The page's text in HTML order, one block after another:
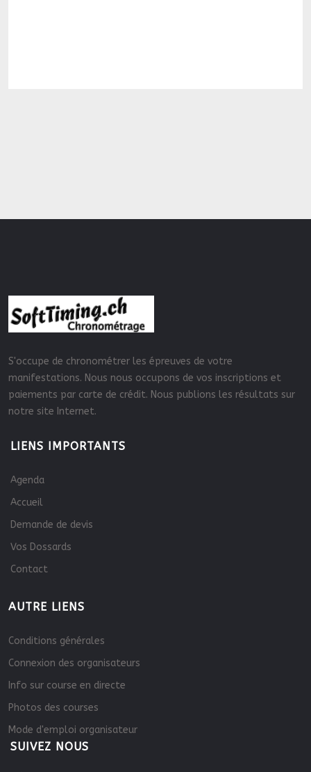
S'occupe de chronométrer les épreuves de votre
manifestations. Nous nous occupons de vos inscriptions et
paiements par carte de crédit. Nous publions les résultats sur
notre site Internet.
LIENS IMPORTANTS
Agenda
Accueil
Demande de devis
Vos Dossards
Contact
AUTRE LIENS
Conditions générales
Connexion des organisateurs
Info sur course en directe
Photos des courses
Mode d'emploi organisateur
SUIVEZ NOUS